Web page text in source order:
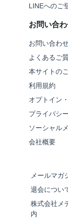
LINEへのご
お問い合
お問い合わ
よくあるご
本サイトの
利用規約
オプトイン
プライバシ
ソーシャル
会社概要
メールマガ
退会につい
株式会社メ
内